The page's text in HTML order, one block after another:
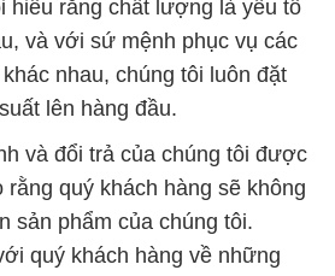
hiểu rằng chất lượng là yếu tố
và với sứ mệnh phục vụ các
nhau, chúng tôi luôn đặt
lên hàng đầu.
và đổi trả của chúng tôi được
rằng quý khách hàng sẽ không
sản phẩm của chúng tôi.
quý khách hàng về những